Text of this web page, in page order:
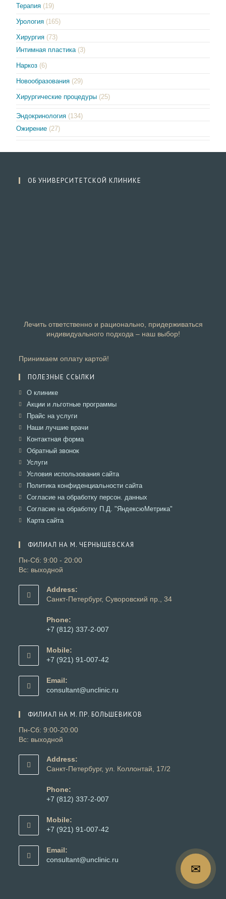
Терапия (19)
Урология (165)
Хирургия (73)
Интимная пластика (3)
Наркоз (6)
Новообразования (29)
Хирургические процедуры (25)
Эндокринология (134)
Ожирение (27)
ОБ УНИВЕРСИТЕТСКОЙ КЛИНИКЕ
Лечить ответственно и рационально, придерживаться
индивидуального подхода – наш выбор!
Принимаем оплату картой!
ПОЛЕЗНЫЕ ССЫЛКИ
О клиникеОткроется
в
вкладке
Акции и льготные программыОткроется
Прайс на услугиОткроется
в
вкладке
Наши лучшие врачиОткроется
Контактная формаОткроется
Обратный звонокОткроется
вкладке
УслугиОткроется
в
вкладке
Условия использования сайтаОткроется
в
вкладке
Политика конфиденциальности сайтаОткроется
в
новой
вкладке
Согласие на обработку персон. данных
в
Согласие на обработку П.Д. "ЯндексюМетрика"
Карта сайтаОткроется
вкладке
ФИЛИАЛ НА М. ЧЕРНЫШЕВСКАЯ
Пн-Сб: 9:00 - 20:00
Вс: выходной
Address:
Санкт-Петербург, Суворовский пр., 34
Phone:
+7 (812) 337-2-007
в
вашем
Mobile:
+7 (921) 91-007-42
в
вашем
Email:
consultant@unclinic.ru
приложении
ФИЛИАЛ НА М. ПР. БОЛЬШЕВИКОВ
Пн-Сб: 9:00-20:00
Вс: выходной
Address:
Санкт-Петербург, ул. Коллонтай, 17/2
Phone:
+7 (812) 337-2-007
в
вашем
Mobile:
+7 (921) 91-007-42
в
вашем
Email:
consultant@unclinic.ru
✉